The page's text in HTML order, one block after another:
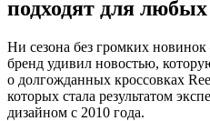
подходят для
Ни сезона без громких
бренд удивил новостью,
о долгожданных кроссовках
которых стала результатом
дизайном с 2010 года.